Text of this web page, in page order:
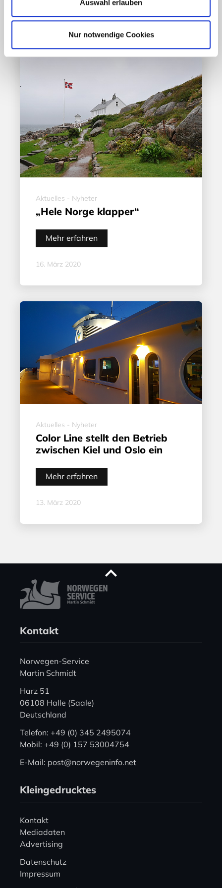
Auswahl erlauben
Nur notwendige Cookies
17. März 2020
Aktuelles - Nyheter
„Hele Norge klapper“
Mehr erfahren
16. März 2020
Aktuelles - Nyheter
Color Line stellt den Betrieb
zwischen Kiel und Oslo ein
Mehr erfahren
13. März 2020
Kontakt
Norwegen-Service
Martin Schmidt
Harz 51
06108 Halle (Saale)
Deutschland
Telefon: +49 (0) 345 2495074
Mobil: +49 (0) 157 53004754
E-Mail: post@norwegeninfo.net
Kleingedrucktes
Kontakt
Mediadaten
Advertising
Datenschutz
Impressum